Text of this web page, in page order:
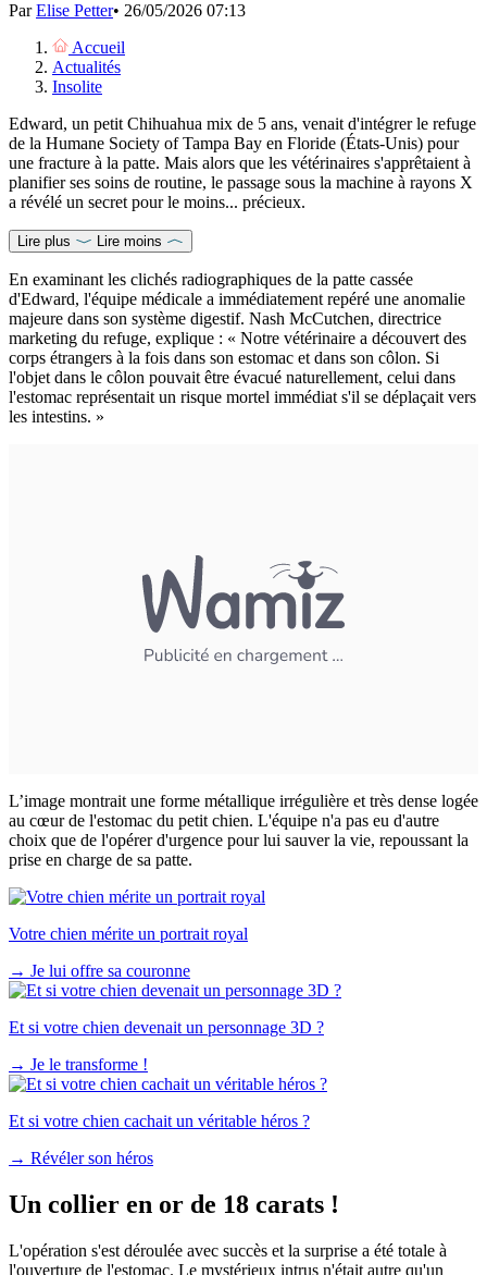
ParElise Petter• 26/05/2026 07:13
Accueil
Actualités
Insolite
Edward, un petit Chihuahua mix de 5 ans, venait d'intégrer le refuge
de la Humane Society of Tampa Bay en Floride (États-Unis) pour
une fracture à la patte. Mais alors que les vétérinaires s'apprêtaient à
planifier ses soins de routine, le passage sous la machine à rayons X
a révélé un secret pour le moins... précieux.
Lire plus Lire moins
En examinant les clichés radiographiques de la patte cassée
d'Edward, l'équipe médicale a immédiatement repéré une anomalie
majeure dans son système digestif. Nash McCutchen, directrice
marketing du refuge, explique : « Notre vétérinaire a découvert des
corps étrangers à la fois dans son estomac et dans son côlon. Si
l'objet dans le côlon pouvait être évacué naturellement, celui dans
l'estomac représentait un risque mortel immédiat s'il se déplaçait vers
les intestins. »
L’image montrait une forme métallique irrégulière et très dense logée
au cœur de l'estomac du petit chien. L'équipe n'a pas eu d'autre
choix que de l'opérer d'urgence pour lui sauver la vie, repoussant la
prise en charge de sa patte.
Votre chien mérite un portrait royal
→ Je lui offre sa couronne
Et si votre chien devenait un personnage 3D ?
→ Je le transforme !
Et si votre chien cachait un véritable héros ?
→ Révéler son héros
Un collier en or de 18 carats !
L'opération s'est déroulée avec succès et la surprise a été totale à
l'ouverture de l'estomac. Le mystérieux intrus n'était autre qu'un